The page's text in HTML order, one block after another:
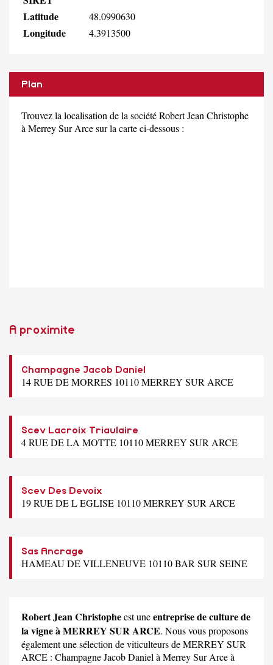
Latitude 48.0990630
Longitude 4.3913500
Plan
Trouvez la localisation de la société Robert Jean Christophe
à Merrey Sur Arce sur la carte ci-dessous :
A proximite
Champagne Jacob Daniel
14 RUE DE MORRES 10110 MERREY SUR ARCE
Scev Lacroix Triaulaire
4 RUE DE LA MOTTE 10110 MERREY SUR ARCE
Scev Des Devoix
19 RUE DE L EGLISE 10110 MERREY SUR ARCE
Sas Ancrage
HAMEAU DE VILLENEUVE 10110 BAR SUR SEINE
Robert Jean Christopheest uneentreprise de culture de
la vigne à MERREY SUR ARCE. Nous vous proposons
également une sélection de viticulteurs de MERREY SUR
ARCE : Champagne Jacob Daniel à Merrey Sur Arce à